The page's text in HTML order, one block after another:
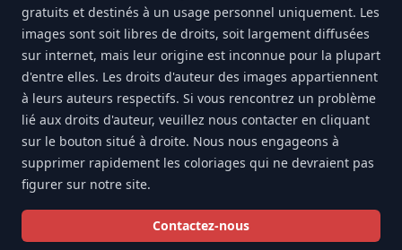
gratuits et destinés à un usage personnel uniquement. Les
images sont soit libres de droits, soit largement diffusées
sur internet, mais leur origine est inconnue pour la plupart
d'entre elles. Les droits d'auteur des images appartiennent
à leurs auteurs respectifs. Si vous rencontrez un problème
lié aux droits d'auteur, veuillez nous contacter en cliquant
sur le bouton situé à droite. Nous nous engageons à
supprimer rapidement les coloriages qui ne devraient pas
figurer sur notre site.
Contactez-nous